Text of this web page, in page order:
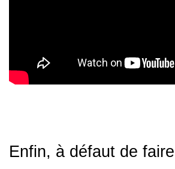
Enfin, à défaut de